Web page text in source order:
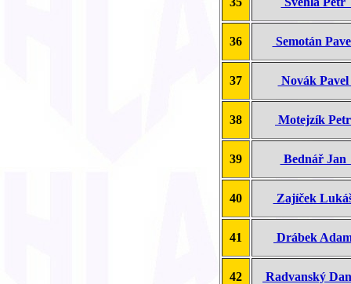
36 Semotán
37 Novák
38 Motejzík
39 Bednář
40 Zajíček
41 Drábek
42 Radvanský